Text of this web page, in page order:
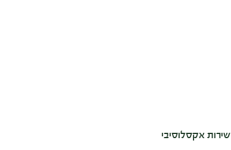
שירות אקסלוסיבי